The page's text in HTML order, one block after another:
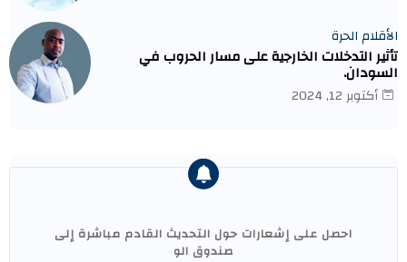
الأقلام الحرة
تأثير التدخلات الخارجية على مسار الحروب في
السودان.
أكتوبر 12, 2024
احصل على إشعارات حول التحديث القادم مباشرة إلى
صندوق الو